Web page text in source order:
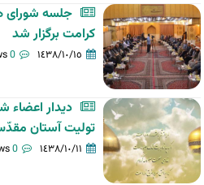
جلسه شورای
کرامت برگزار شد
١٤٣٨/١٠/١٥ 0 comments
دیدار اعضاء
تولیت آستان
١٤٣٨/١٠/١١ 0 comments